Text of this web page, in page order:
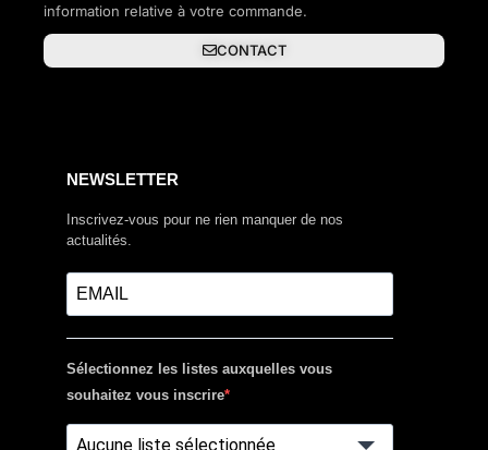
information relative à votre commande.
CONTACT
NEWSLETTER
Inscrivez-vous pour ne rien manquer de nos
actualités.
Sélectionnez les listes auxquelles vous
souhaitez vous inscrire
Aucune liste sélectionnée